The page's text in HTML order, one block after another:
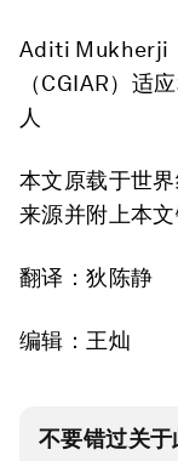
Aditi Mukherji
（CGIAR）适
人
本文原载于世
来源并附上本文
翻译：狄陈静
编辑：王灿
不要错过关